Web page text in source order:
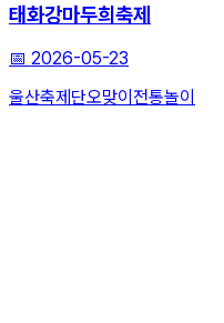
태화강마두희축제
📅 2026-05-23
울산축제 단오맞이 전통놀이